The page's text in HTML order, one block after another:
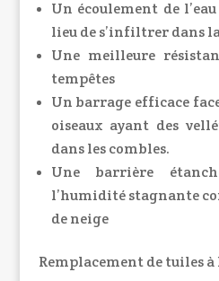
Un écoulement de
lieu de s’infiltrer dans
Une meilleure
tempêtes
Un barrage efficace
oiseaux ayant des
dans les combles.
Une barrière
l’humidité stagnante
de neige
Remplacement de tuiles